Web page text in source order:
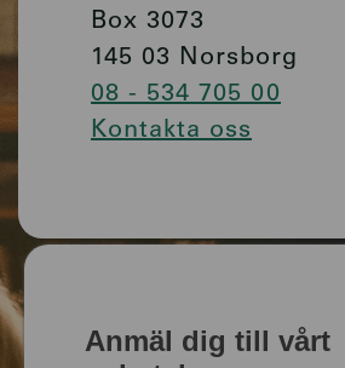
Box 3073
145 03 Norsborg
08 - 534 705 00
Kontakta oss